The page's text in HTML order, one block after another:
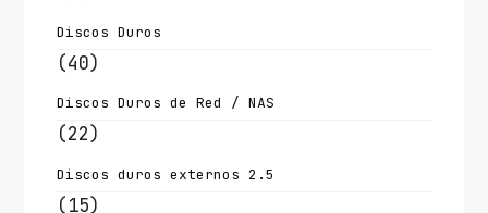
Discos Duros
(40)
Discos Duros de Red / NAS
(22)
Discos duros externos 2.5
(15)